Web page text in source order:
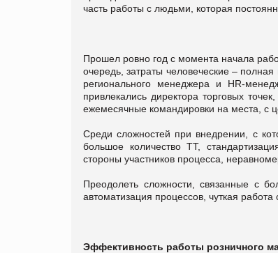
часть работы с людьми, которая
Прошел ровно год с момента начала
очередь, затраты человеческие –
регионального менеджера и HR-
привлекались директора торговых
ежемесячные командировки на места, с
Среди сложностей при внедрении, с
большое количество ТТ,
стороны участников процесса,
Преодолеть сложности, связанные с
автоматизация процессов, чуткая
Эффективность работы розничного